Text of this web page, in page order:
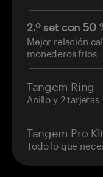
2.º set con 50
Mejor relación
monederos fríos
Tangem Ring
Anillo y 2 tarjetas
Tangem Pro Kit
Todo lo que